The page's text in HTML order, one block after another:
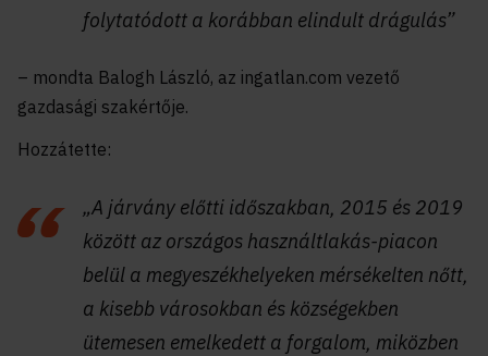
folytatódott a korábban elindult drágulás”
– mondta Balogh László, az ingatlan.com vezető
gazdasági szakértője.
Hozzátette:
„A járvány előtti időszakban, 2015 és 2019
között az országos használtlakás-piacon
belül a megyeszékhelyeken mérsékelten nőtt,
a kisebb városokban és községekben
ütemesen emelkedett a forgalom, miközben